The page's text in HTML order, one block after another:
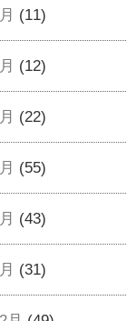
(11)
(12)
(22)
(55)
(43)
(31)